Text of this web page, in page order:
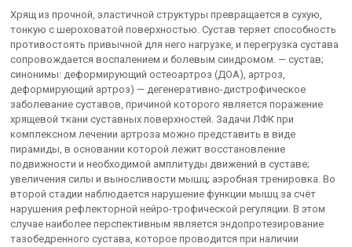
Хрящ из прочной, эластичной структуры превращается в сухую,
тонкую с шероховатой поверхностью. Сустав теряет способность
противостоять привычной для него нагрузке, и перегрузка сустава
сопровождается воспалением и болевым синдромом. — сустав;
синонимы: деформирующий остеоартроз (ДОА), артроз,
деформирующий артроз) — дегенеративно-дистрофическое
заболевание суставов, причиной которого является поражение
хрящевой ткани суставных поверхностей. Задачи ЛФК при
комплексном лечении артроза можно представить в виде
пирамиды, в основании которой лежит восстановление
подвижности и необходимой амплитуды движений в суставе;
увеличения силы и выносливости мышц; аэробная тренировка. Во
второй стадии наблюдается нарушение функции мышц за счёт
нарушения рефлекторной нейро-трофической регуляции. В этом
случае наиболее перспективным является эндопротезирование
тазобедренного сустава, которое проводится при наличии